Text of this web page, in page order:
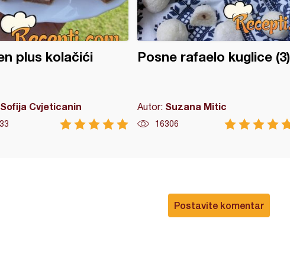
plus kolačići
Sofija Cvjeticanin
Posne rafaelo kuglice (3)
Autor: Suzana Mitic
16306
Postavite komentar